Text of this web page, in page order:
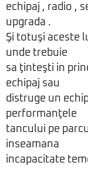
echipaj , radio ,
upgrada .
Şi totuşi aceste
unde trebuie
sa ţinteşti in
echipaj sau
distruge un
performanţele
tancului pe
inseamana
incapacitate